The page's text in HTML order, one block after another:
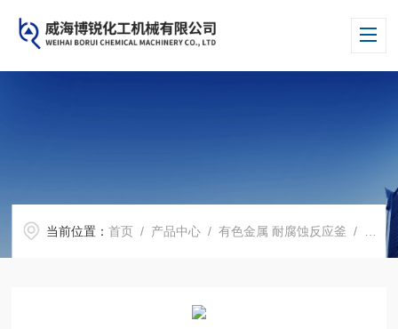
当前位置：首页 / 产品中心 /有色金属 耐腐蚀反应釜 / 哈氏